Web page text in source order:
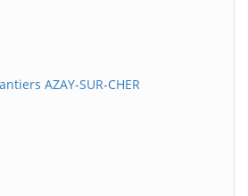
AZAY-SUR-CHER